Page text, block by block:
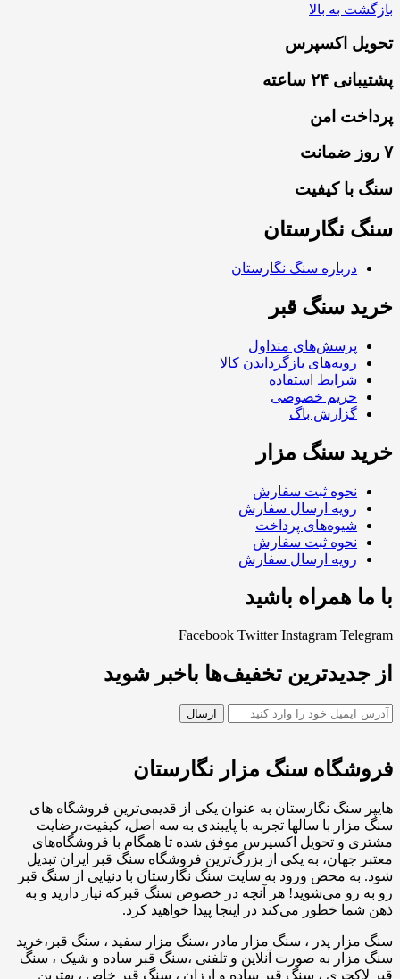
بازگشت به بالا
تحویل اکسپرس
پشتیبانی ۲۴ ساعته
پرداخت امن
۷ روز ضمانت
سنگ با کیفیت
سنگ نگارستان
درباره سنگ نگارستان
خرید سنگ قبر
پرسش‌های متداول
رویه‌های بازگرداندن کالا
شرایط استفاده
حریم خصوصی
گزارش باگ
خرید سنگ مزار
نحوه ثبت سفارش
رویه ارسال سفارش
شیوه‌های پرداخت
نحوه ثبت سفارش
رویه ارسال سفارش
با ما همراه باشید
Facebook Twitter Instagram Telegram
از جدیدترین تخفیف‌ها باخبر شوید
فروشگاه سنگ مزار نگارستان
هایپر سنگ نگارستان به عنوان یکی از قدیمی‌ترین فروشگاه های
سنگ مزار با سالها تجربه با پایبندی به سه اصل، کیفیت،رضایت
مشتری و تحویل اکسپرس موفق شده تا همگام با فروشگاه‌های
معتبر جهان، به یکی از بزرگ‌ترین فروشگاه سنگ قبر ایران تبدیل
شود. به محض ورود به سایت سنگ نگارستان با دنیایی از سنگ قبر
رو به رو می‌شوید! هر آنچه در خصوص سنگ قبرکه نیاز دارید و به
ذهن شما خطور می‌کند در اینجا پیدا خواهید کرد.
سنگ مزار پدر ، سنگ مزار مادر ،سنگ مزار سفید ، سنگ قبر،خرید
سنگ مزار به صورت آنلاین و تلفنی ،سنگ قبر ساده و شیک ، سنگ
قبر لاکچری ، سنگ قبر ساده و ارزان ، سنگ قبر خاص ، بهترین